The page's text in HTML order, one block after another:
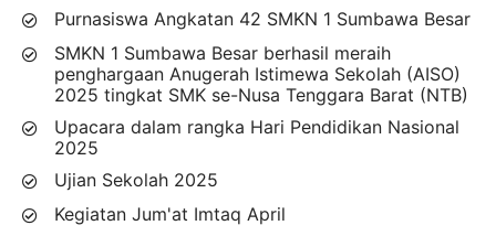
Purnasiswa Angkatan 42 SMKN 1 Sumbawa Besar
SMKN 1 Sumbawa Besar berhasil meraih
penghargaan Anugerah Istimewa Sekolah (AISO)
2025 tingkat SMK se-Nusa Tenggara Barat (NTB)
Upacara dalam rangka Hari Pendidikan Nasional
2025
Ujian Sekolah 2025
Kegiatan Jum'at Imtaq April